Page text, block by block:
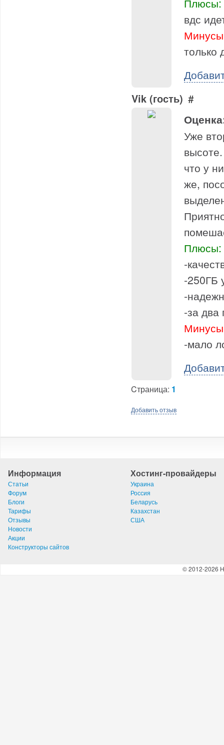
вдс
только
Vik (гость) #
Уже
что у
же,
Плюсы:
-
-250ГБ
-
-за два
-мало
Cтраница: 1
Добавить отзыв
Информация
Статьи
Форум
Блоги
Тарифы
Отзывы
Новости
Акции
Конструкторы сайтов
Хостинг-провайдеры
Украина
Россия
Беларусь
Казахстан
США
© 2012-2026